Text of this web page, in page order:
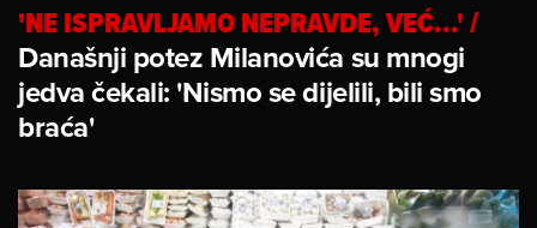
'NE ISPRAVLJAMO NEPRAVDE, VEĆ...'/
Današnji potez Milanovića su mnogi
jedva čekali: 'Nismo se dijelili, bili smo
braća'